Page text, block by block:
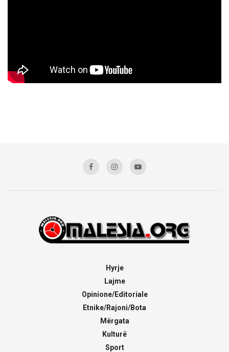
Hyrje
Lajme
Opinione/Editoriale
Etnike/Rajoni/Bota
Mërgata
Kulturë
Sport